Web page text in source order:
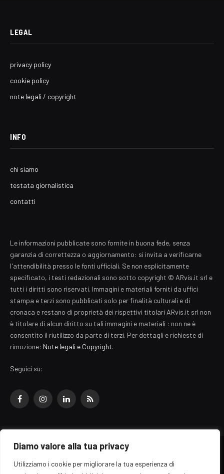
Diamo valore alla tua privacy
Utilizziamo i cookie per migliorare la tua esperienza di
LEGAL
privacy policy
cookie policy
note legali / copyright
INFO
chi siamo
testata giornalistica
contatti
Le informazioni pubblicate sono fornite in buona fede, senza
garanzia di correttezza o aggiornamento: si invita a verificarne
l'attendibilità presso le fonti ufficiali. Se non esplicitamente
specificato, i testi redazionali sono sotto copyright © ARvis.it srl e
tutti i diritti sono riservati. Immagini e materiali forniti da uffici
stampa e terzi sono pubblicati solo per finalità culturali e di
cronaca e restano di proprietà dei rispettivi titolari ARvis.it srl non
è titolare di alcun diritto su tali immagini e materiali : non ne è
consentito il riutilizzo da parte di terzi. Per dettagli e richieste di
rimozione: Note legali e Copyright.
Seguici su:
FacebookInstagramLinkedInRSS
© 2026 EZ Rome Designed by ARvis.it
Il portale EZ Rome e' una testata giornalistica di carattere generalista